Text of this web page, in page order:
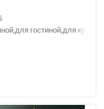
гостиной,для кухни